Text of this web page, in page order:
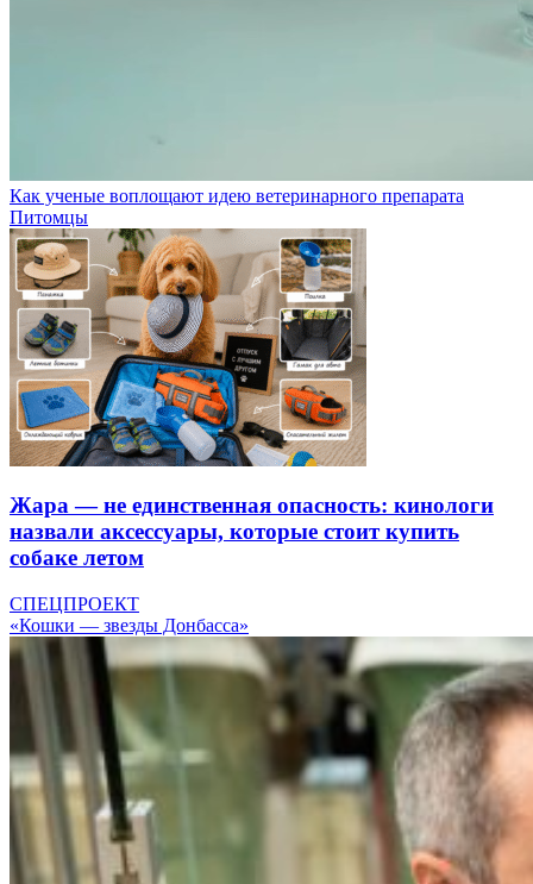
Как ученые воплощают идею ветеринарного препарата
Питомцы
Жара — не единственная опасность: кинологи
назвали аксессуары, которые стоит купить
собаке летом
СПЕЦПРОЕКТ
«Кошки — звезды Донбасса»